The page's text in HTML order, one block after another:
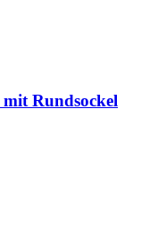
mit Rundsockel